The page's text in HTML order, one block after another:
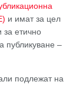
и имат за цел
за етично
публикуване –
подлежат на